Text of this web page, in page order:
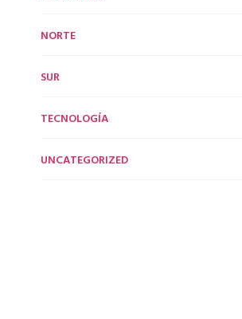
NORTE
SUR
TECNOLOGÍA
UNCATEGORIZED